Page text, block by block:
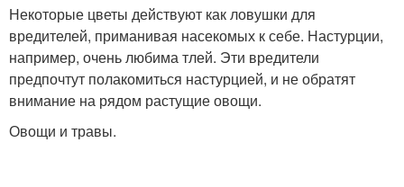
Некоторые цветы действуют как ловушки для
вредителей, приманивая насекомых к себе. Настурции,
например, очень любима тлей. Эти вредители
предпочтут полакомиться настурцией, и не обратят
внимание на рядом растущие овощи.
Овощи и травы.